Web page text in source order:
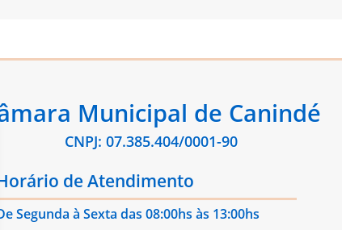
Municipal de Canindé
CNPJ: 07.385.404/0001-90
de Atendimento
Segunda à Sexta das 08:00hs às 13:00hs